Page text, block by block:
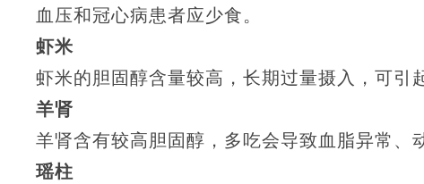
血压和冠心病患者应少食。
虾米
虾米的胆固醇含量较高，长期过量摄入，可引
羊肾
羊肾含有较高胆固醇，多吃会导致血脂异常、
瑶柱